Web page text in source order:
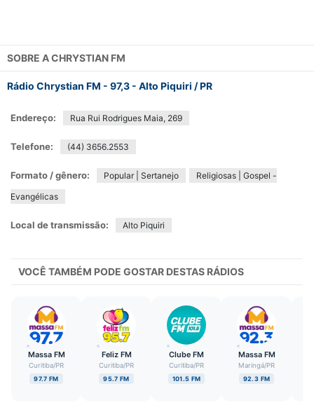
SOBRE ACHRYSTIAN FM
Rádio Chrystian FM - 97,3 - Alto Piquiri / PR
Endereço: Rua Rui Rodrigues Maia, 269
Telefone: (44) 3656.2553
Formato / gênero: Popular | Sertanejo
Religiosas | Gospel -
Evangélicas
Local de transmissão: Alto Piquiri
VOCÊ TAMBÉM PODE GOSTAR DESTAS RÁDIOS
Massa FM
Curitiba/PR
97.7 FM
Feliz FM
Curitiba/PR
95.7 FM
Clube FM
Curitiba/PR
101.5 FM
Massa FM
Maringá/PR
92.3 FM